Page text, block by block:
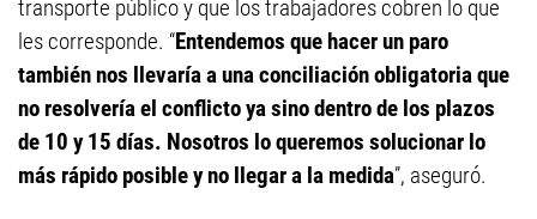
transporte público y que los trabajadores cobren lo que
les corresponde. “Entendemos que hacer un paro
también nos llevaría a una conciliación obligatoria que
no resolvería el conflicto ya sino dentro de los plazos
de 10 y 15 días. Nosotros lo queremos solucionar lo
más rápido posible y no llegar a la medida”, aseguró.